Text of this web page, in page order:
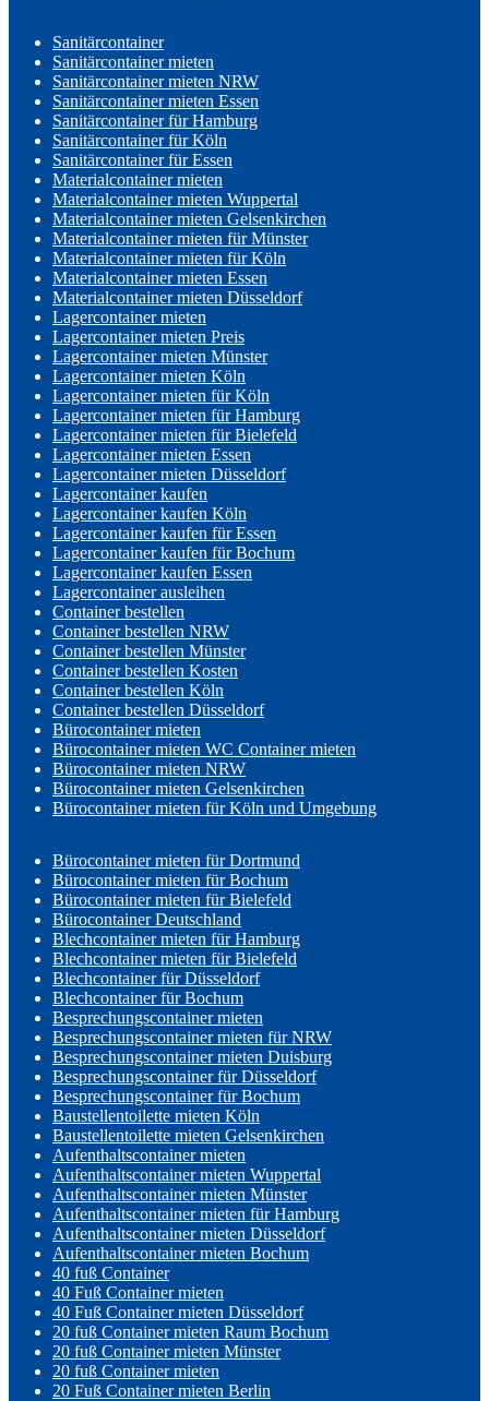
Sanitärcontainer
Sanitärcontainer mieten
Sanitärcontainer mieten NRW
Sanitärcontainer mieten Essen
Sanitärcontainer für Hamburg
Sanitärcontainer für Köln
Sanitärcontainer für Essen
Materialcontainer mieten
Materialcontainer mieten Wuppertal
Materialcontainer mieten Gelsenkirchen
Materialcontainer mieten für Münster
Materialcontainer mieten für Köln
Materialcontainer mieten Essen
Materialcontainer mieten Düsseldorf
Lagercontainer mieten
Lagercontainer mieten Preis
Lagercontainer mieten Münster
Lagercontainer mieten Köln
Lagercontainer mieten für Köln
Lagercontainer mieten für Hamburg
Lagercontainer mieten für Bielefeld
Lagercontainer mieten Essen
Lagercontainer mieten Düsseldorf
Lagercontainer kaufen
Lagercontainer kaufen Köln
Lagercontainer kaufen für Essen
Lagercontainer kaufen für Bochum
Lagercontainer kaufen Essen
Lagercontainer ausleihen
Container bestellen
Container bestellen NRW
Container bestellen Münster
Container bestellen Kosten
Container bestellen Köln
Container bestellen Düsseldorf
Bürocontainer mieten
Bürocontainer mieten WC Container mieten
Bürocontainer mieten NRW
Bürocontainer mieten Gelsenkirchen
Bürocontainer mieten für Köln und Umgebung
Bürocontainer mieten für Dortmund
Bürocontainer mieten für Bochum
Bürocontainer mieten für Bielefeld
Bürocontainer Deutschland
Blechcontainer mieten für Hamburg
Blechcontainer mieten für Bielefeld
Blechcontainer für Düsseldorf
Blechcontainer für Bochum
Besprechungscontainer mieten
Besprechungscontainer mieten für NRW
Besprechungscontainer mieten Duisburg
Besprechungscontainer für Düsseldorf
Besprechungscontainer für Bochum
Baustellentoilette mieten Köln
Baustellentoilette mieten Gelsenkirchen
Aufenthaltscontainer mieten
Aufenthaltscontainer mieten Wuppertal
Aufenthaltscontainer mieten Münster
Aufenthaltscontainer mieten für Hamburg
Aufenthaltscontainer mieten Düsseldorf
Aufenthaltscontainer mieten Bochum
40 fuß Container
40 Fuß Container mieten
40 Fuß Container mieten Düsseldorf
20 fuß Container mieten Raum Bochum
20 fuß Container mieten Münster
20 fuß Container mieten
20 Fuß Container mieten Berlin